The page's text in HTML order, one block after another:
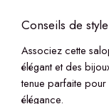
Conseils de style
Associez cette
élégant et des
tenue parfaite pour
élégance.